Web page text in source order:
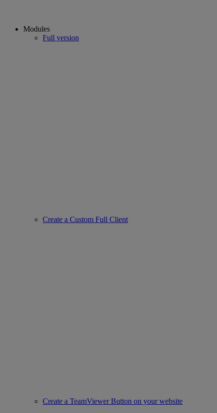
Modules
Full version
Create a Custom Full Client
Create a TeamViewer Button on your website